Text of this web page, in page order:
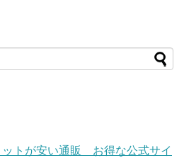
ットが安い通販 お得な公式サイ